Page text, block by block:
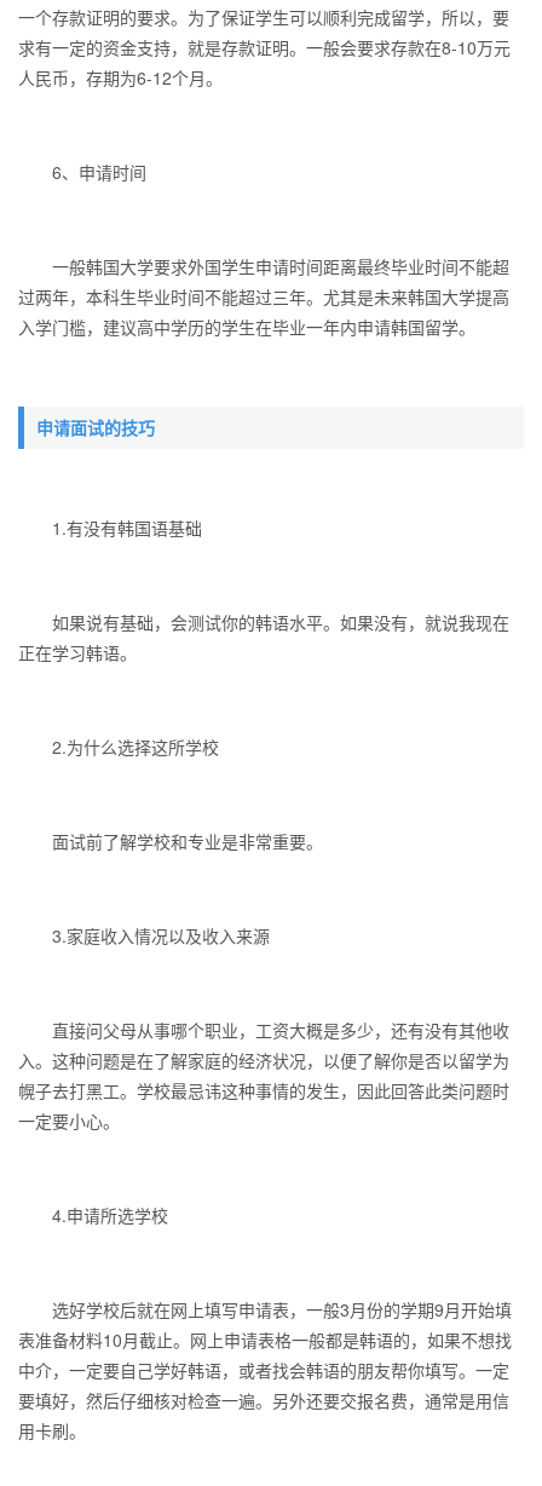
一个存款证明的要求。为了保证学生可以顺利完成留学，所以，要
求有一定的资金支持，就是存款证明。一般会要求存款在8-10万元
人民币，存期为6-12个月。
6、申请时间
一般韩国大学要求外国学生申请时间距离最终毕业时间不能超
过两年，本科生毕业时间不能超过三年。尤其是未来韩国大学提高
入学门槛，建议高中学历的学生在毕业一年内申请韩国留学。
申请面试的技巧
1.有没有韩国语基础
如果说有基础，会测试你的韩语水平。如果没有，就说我现在
正在学习韩语。
2.为什么选择这所学校
面试前了解学校和专业是非常重要。
3.家庭收入情况以及收入来源
直接问父母从事哪个职业，工资大概是多少，还有没有其他收
入。这种问题是在了解家庭的经济状况，以便了解你是否以留学为
幌子去打黑工。学校最忌讳这种事情的发生，因此回答此类问题时
一定要小心。
4.申请所选学校
选好学校后就在网上填写申请表，一般3月份的学期9月开始填
表准备材料10月截止。网上申请表格一般都是韩语的，如果不想找
中介，一定要自己学好韩语，或者找会韩语的朋友帮你填写。一定
要填好，然后仔细核对检查一遍。另外还要交报名费，通常是用信
用卡刷。